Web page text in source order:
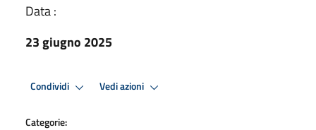
Data :
23 giugno 2025
Condividi Vedi azioni
Categorie: